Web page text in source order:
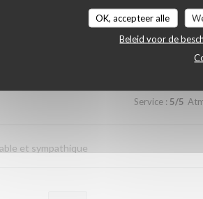
OK, accepteer alle
Beleid voor de
Service:5/5
Service: 5/5
et sympathique